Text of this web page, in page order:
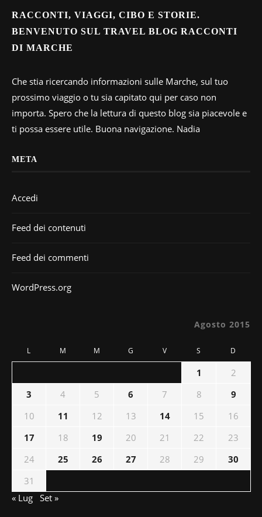
RACCONTI, VIAGGI, CIBO E STORIE.
BENVENUTO SUL TRAVEL BLOG RACCONTI
DI MARCHE
Che stia ricercando informazioni sulle Marche, sul tuo
prossimo viaggio o tu sia capitato qui per caso non
importa. Spero che la lettura di questo blog sia piacevole e
ti possa essere utile. Buona navigazione. Nadia
META
Accedi
Feed dei contenuti
Feed dei commenti
WordPress.org
Agosto 2015
L M M G V S D
1
2
3
4 5 6 7 8
9
10
11 12 13 14 15
16
17
18 19 20 21 22
23
24
25 26 27 28 29
30
31
« Lug Set »